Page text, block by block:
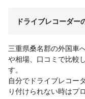
ドライブレコーダー
三重県桑名郡の外国車
や相場、口コミで比較
す。
自分でドライブレコー
り付けられない時はプ